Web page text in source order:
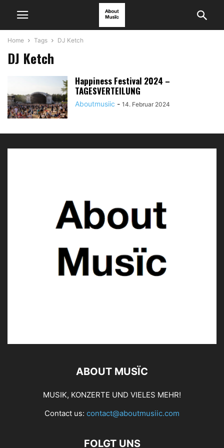
Home Tags DJ Ketch
DJ Ketch
Happiness Festival 2024 –
TAGESVERTEILUNG
Aboutmusiic - 14. Februar 2024
ABOUT MUSÏC
MUSIK, KONZERTE UND VIELES MEHR!
Contact us: contact@aboutmusiic.com
FOLGT UNS